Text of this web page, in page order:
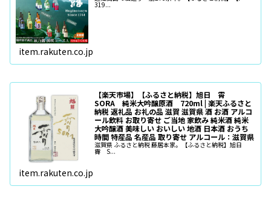
319...
item.rakuten.co.jp
【楽天市場】【ふるさと納税】旭日 霄
SORA 純米大吟醸原酒 720ml | 楽天ふるさと
納税 返礼品 お礼の品 滋賀 滋賀県 酒 お酒 アルコ
ール飲料 お取り寄せ ご当地 家飲み 純米酒 純米
大吟醸酒 美味しい おいしい 地酒 日本酒 おうち
時間 特産品 名産品 取り寄せ アルコール：滋賀県
滋賀県 ふるさと納税 藤居本家。【ふるさと納税】旭日
霄 S...
item.rakuten.co.jp